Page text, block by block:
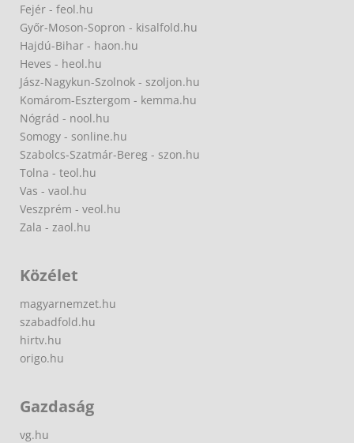
Fejér - feol.hu
Győr-Moson-Sopron - kisalfold.hu
Hajdú-Bihar - haon.hu
Heves - heol.hu
Jász-Nagykun-Szolnok - szoljon.hu
Komárom-Esztergom - kemma.hu
Nógrád - nool.hu
Somogy - sonline.hu
Szabolcs-Szatmár-Bereg - szon.hu
Tolna - teol.hu
Vas - vaol.hu
Veszprém - veol.hu
Zala - zaol.hu
Közélet
magyarnemzet.hu
szabadfold.hu
hirtv.hu
origo.hu
Gazdaság
vg.hu